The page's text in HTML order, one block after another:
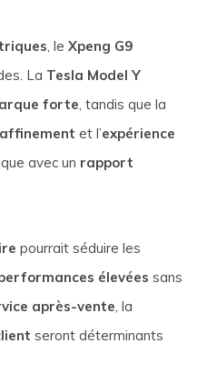
, leXpeng G9
La Tesla Model Y
forte, tandis que la
et l’expérience
avec un rapport
pourrait séduire les
élevées sans
après-vente, la
seront déterminants